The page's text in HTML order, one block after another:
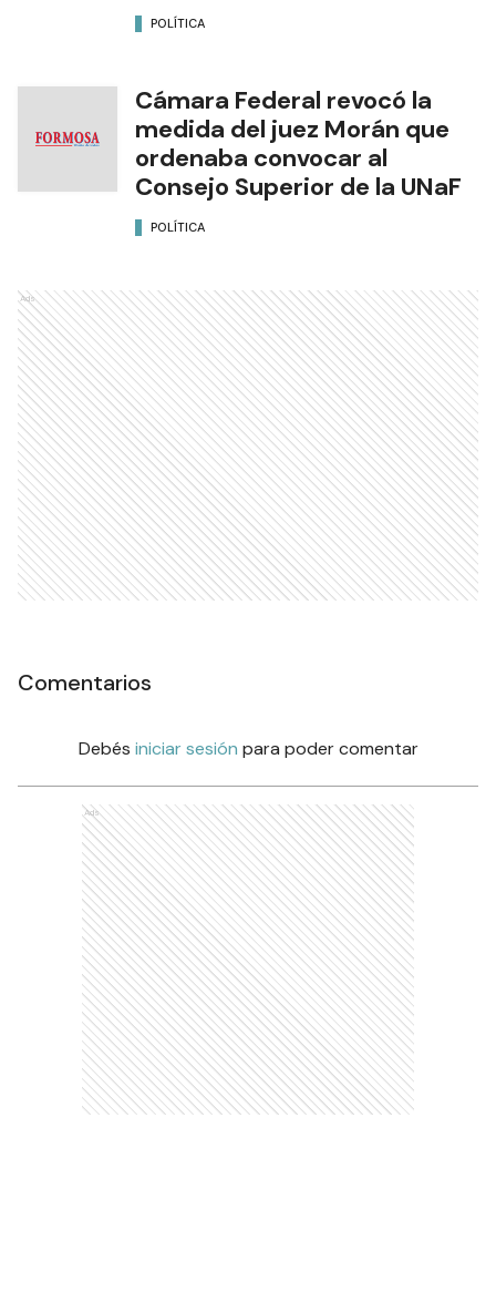
POLÍTICA
Cámara Federal revocó la
medida del juez Morán que
ordenaba convocar al
Consejo Superior de la UNaF
POLÍTICA
Ads
Comentarios
Debés iniciar sesión para poder comentar
Ads